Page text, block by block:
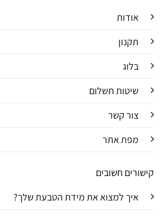
אודות
תקנון
בלוג
שיטות תשלום
צור קשר
מפת אתר
קישורים חשובים
איך למצוא את מידת הטבעת שלך?